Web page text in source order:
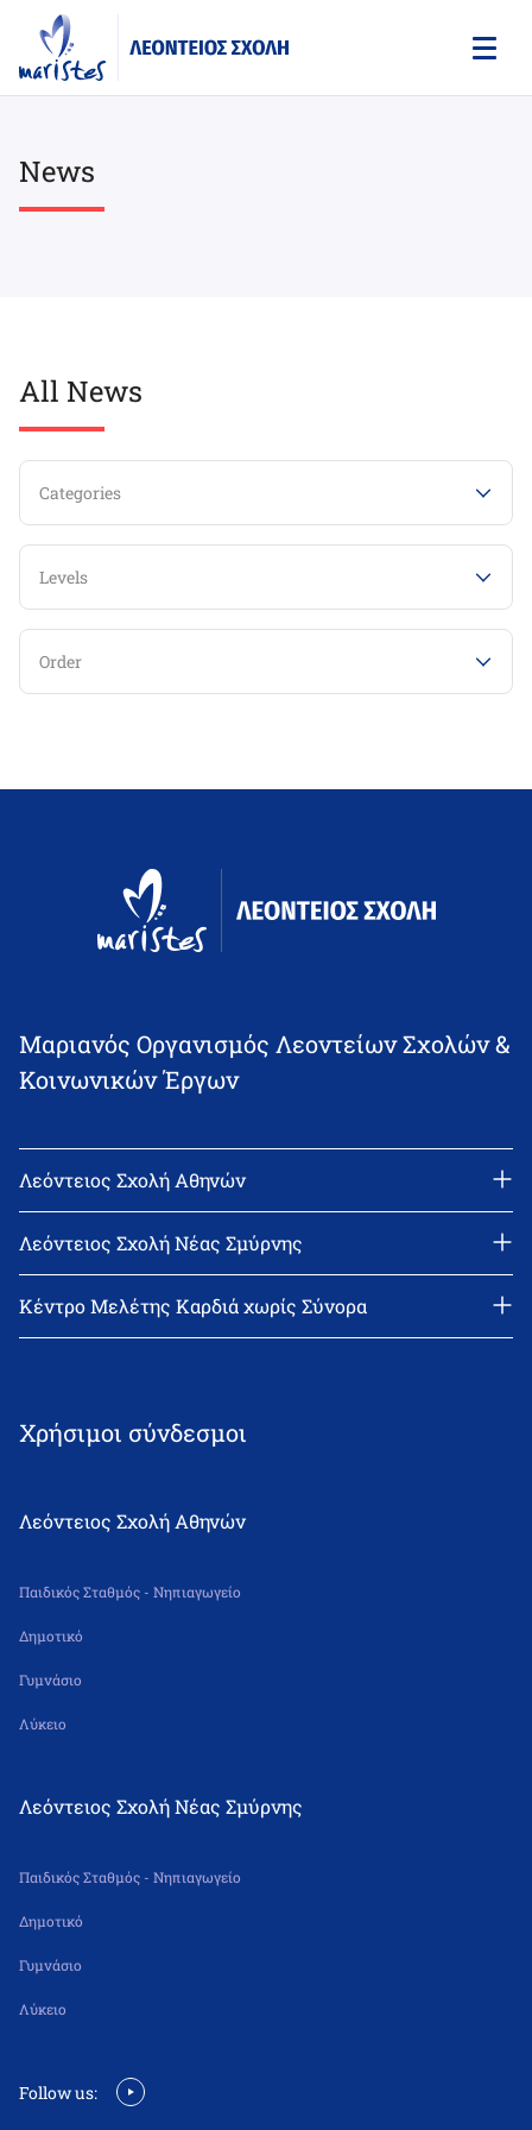
main
content
News
All News
Categories
Levels
Order
Μαριανός Οργανισμός Λεοντείων Σχολών &
Κοινωνικών Έργων
Λεόντειος Σχολή Αθηνών
email: l_leonin@leonteiosedu.gr
Λεόντειος Σχολή Νέας Σμύρνης
email: info@leonteiosns.gr
Κέντρο Μελέτης Καρδιά χωρίς Σύνορα
Χρήσιμοι σύνδεσμοι
Λεόντειος Σχολή Αθηνών
Παιδικός Σταθμός - Νηπιαγωγείο
Δημοτικό
Γυμνάσιο
Λύκειο
Λεόντειος Σχολή Νέας Σμύρνης
Παιδικός Σταθμός - Νηπιαγωγείο
Δημοτικό
Γυμνάσιο
Λύκειο
Follow us: